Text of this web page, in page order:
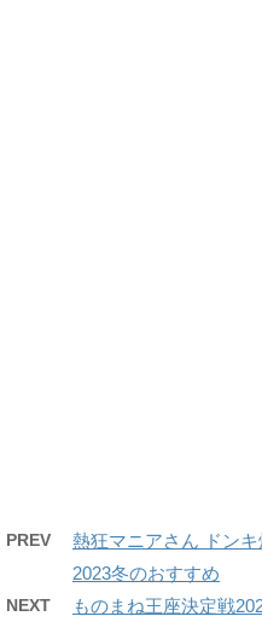
PREV
熱狂マニアさん ドン
2023冬のおすすめ
NEXT
ものまね王座決定戦